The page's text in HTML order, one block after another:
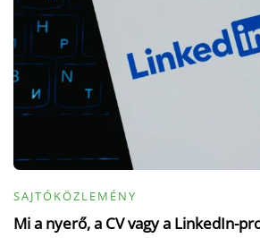
SAJTÓKÖZLEMÉNY
Mi a nyerő, a CV vagy a LinkedIn-